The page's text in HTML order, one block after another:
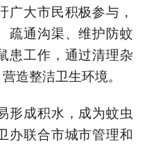
广大市民积极参与，
疏通沟渠、维护防蚊
患工作，通过清理杂
造整洁卫生环境。
形成积水，成为蚊虫
办联合市城市管理和